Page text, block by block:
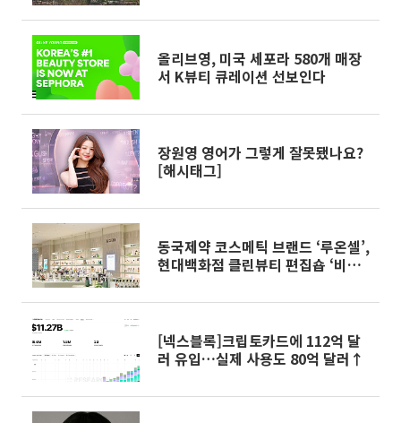
올리브영, 미국 세포라 580개 매장
서 K뷰티 큐레이션 선보인다
장원영 영어가 그렇게 잘못됐나요?
[해시태그]
동국제약 코스메틱 브랜드 ‘루온셀’,
현대백화점 클린뷰티 편집숍 ‘비클
[넥스블록]크립토카드에 112억 달
러 유입…실제 사용도 80억 달러↑